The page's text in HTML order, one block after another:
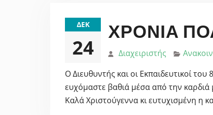
ΔΕΚ
24
ΧΡΌΝΙΑ
Διαχειριστής
Ο Διευθυντής και οι Εκπαιδευτικοί
ευχόμαστε βαθιά μέσα από την καρδιά
Καλά Χριστούγεννα κι ευτυχισμένη η